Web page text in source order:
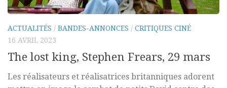
ACTUALITÉS / BANDES-ANNONCES / CRITIQUES CINÉ
16 AVRIL 2023
The lost king, Stephen Frears, 29 mars
Les réalisateurs et réalisatrices britanniques adorent